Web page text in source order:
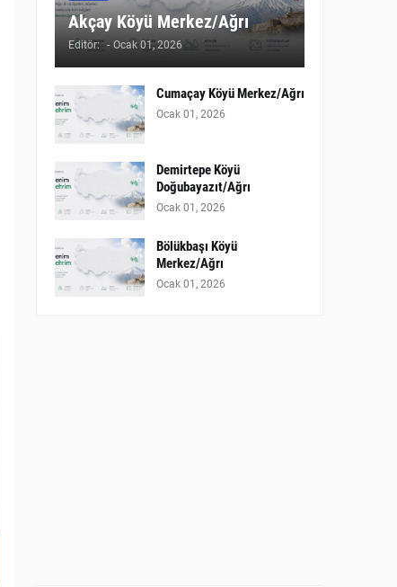
Akçay Köyü Merkez/Ağrı
Editör: - Ocak 01, 2026
Cumaçay Köyü Merkez/Ağrı
Ocak 01, 2026
Demirtepe Köyü
Doğubayazıt/Ağrı
Ocak 01, 2026
Bölükbaşı Köyü
Merkez/Ağrı
Ocak 01, 2026